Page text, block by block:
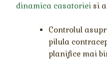
dinamica casatoriei si
Controlul
pilula
planifice mai